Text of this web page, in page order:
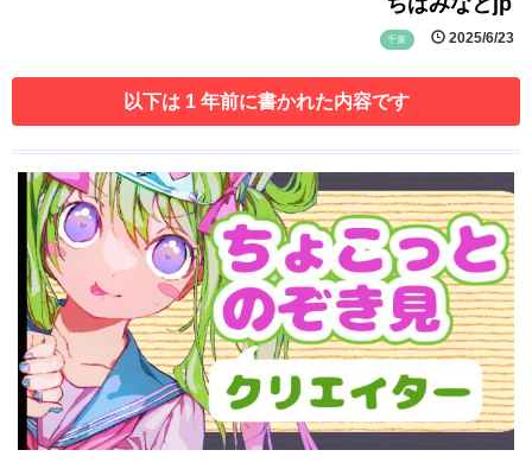
千葉 2025/6/23
以下は 1 年前に書かれた内容です